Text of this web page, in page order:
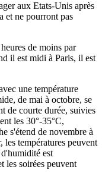
aux Etats-Unis après
et ne pourront pas
de moins par
il est midi à Paris, il est
une température
de mai à octobre, se
de courte durée, suivies
les 30°-35°C,
s'étend de novembre à
températures peuvent
est
les soirées peuvent